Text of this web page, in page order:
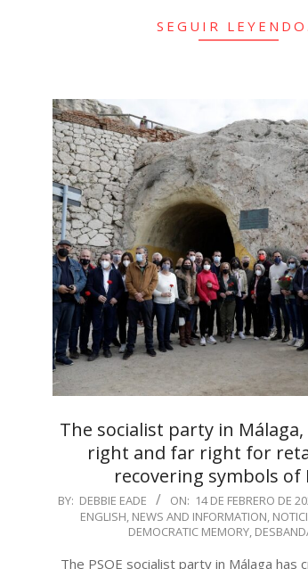
SEGUIR
The socialist party in
right and far right for
recovering symbols of
2022-
BY: DEBBIE EADE ON: 14 DE FEBRERO DE
ENGLISH NEWS AND INFORMATION
DEMOCRATIC MEMORY
The PSOE socialist party in Málaga has